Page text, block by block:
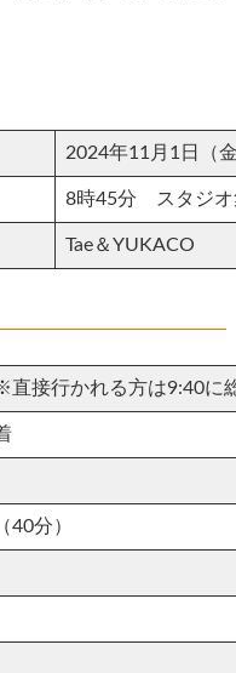
2024年11月1日（金
8時45分 スタジオ
Tae＆YUKACO
接行かれる方は9:40に
40分）